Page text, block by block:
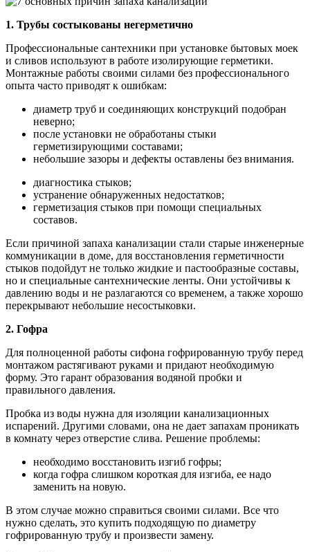
1. Трубы состыкованы негерметично
Профессиональные сантехники при установке бытовых моек
и сливов используют в работе изолирующие герметики.
Монтажные работы своими силами без профессионального
опыта часто приводят к ошибкам:
диаметр труб и соединяющих конструкций подобран
неверно;
после установки не обработаны стыки
герметизирующими составами;
небольшие зазоры и дефекты оставлены без внимания.
диагностика стыков;
устранение обнаруженных недостатков;
герметизация стыков при помощи специальных
составов.
Если причиной запаха канализации стали старые инженерные
коммуникации в доме, для восстановления герметичности
стыков подойдут не только жидкие и пастообразные составы,
но и специальные сантехнические ленты. Они устойчивы к
давлению воды и не разлагаются со временем, а также хорошо
перекрывают небольшие несостыковки.
2. Гофра
Для полноценной работы сифона гофрированную трубу перед
монтажом растягивают руками и придают необходимую
форму. Это гарант образования водяной пробки и
правильного давления.
Пробка из воды нужна для изоляции канализационных
испарений. Другими словами, она не дает запахам проникать
в комнату через отверстие слива. Решение проблемы:
необходимо восстановить изгиб гофры;
когда гофра слишком короткая для изгиба, ее надо
заменить на новую.
В этом случае можно справиться своими силами. Все что
нужно сделать, это купить подходящую по диаметру
гофрированную трубу и произвести замену.